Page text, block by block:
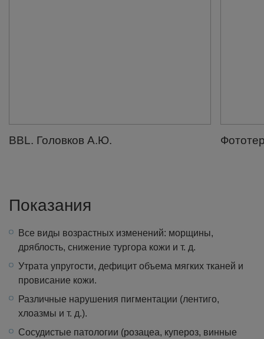
BBL. Головков А.Ю.
Показания
Все виды возрастных изменений: морщины,
дряблость, снижение тургора кожи и т. д.
Утрата упругости, дефицит объема мягких тканей и
провисание кожи.
Различные нарушения пигментации (лентиго,
хлоазмы и т. д.).
Сосудистые патологии (розацеа, купероз, винные